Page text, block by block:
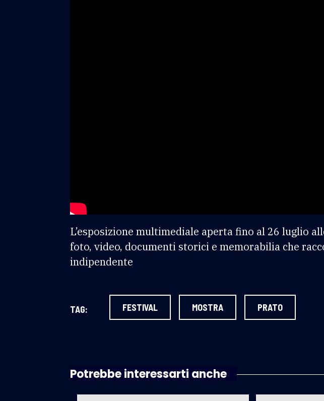
L’esposizione multimediale aperta fino al 26 luglio
foto, video, documenti storici e memorabilia che
indipendente
TAG: FESTIVAL MOSTRA PRATO
Potrebbe interessarti anche